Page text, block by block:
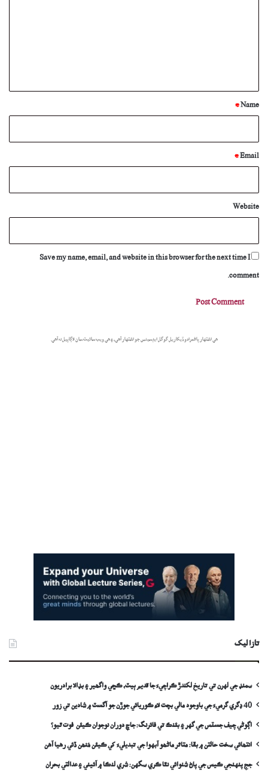
*
Name
*
Email
*
Website
Save my name, email, and website in this browser for the next time I
comment.
هي اشتهار پاڻمرادو ڏيکاريل گوگل ايڊسينس جو اشتهار آهي، ۽ هي ويب سائيٽ سان لاڳاپيل نه آهي.
تازا ليک
سمنڊ جي لهرن تي تاريخ لکندڙ ڪراچيءَ جا قديم ٻيٽ، ڪڇي واگھير ۽ بڊالا برادريون
40 ڊگري گرميءَ جي باوجود مالي بچت لاءِ ڪوريائي جوڙن جو آگسٽ ۾ شادين تي زور
اڳوڻي چيف جسٽس جي گهر ۽ بئنڪ تي فائرنگ: جاچ دوران نوجوان ڪيئن فوت ٿيو؟
انتھائي سخت حالتن ۾ بقا: متاثر ماڻھو آبهوا جي تبديليءَ کي ڪيئن مُنھن ڏئي رهيا آهن
جج پنهنجي ڪيس جي پاڻ شنوائي نٿا ڪري سگهن: شري لنڪا ۾ آئيني ۽ عدالتي بحران